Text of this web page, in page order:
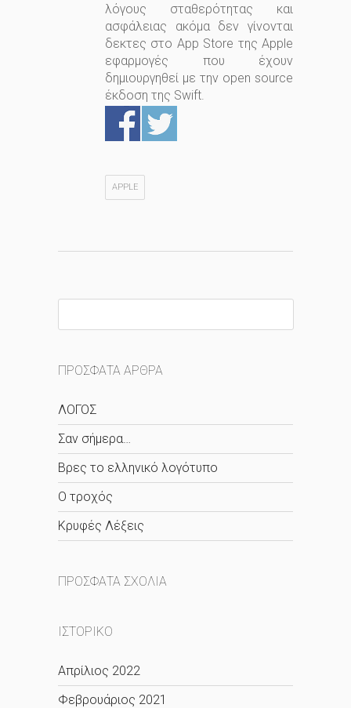
λόγους σταθερότητας και
ασφάλειας ακόμα δεν γίνονται
δεκτες στο App Store της Apple
εφαρμογές που έχουν
δημιουργηθεί με την open source
έκδοση της Swift.
APPLE
ΠΡΌΣΦΑΤΑ ΆΡΘΡΑ
ΛΟΓΟΣ
Σαν σήμερα…
Βρες το ελληνικό λογότυπο
O τροχός
Κρυφές Λέξεις
ΠΡΌΣΦΑΤΑ ΣΧΌΛΙΑ
ΙΣΤΟΡΙΚΌ
Απρίλιος 2022
Φεβρουάριος 2021